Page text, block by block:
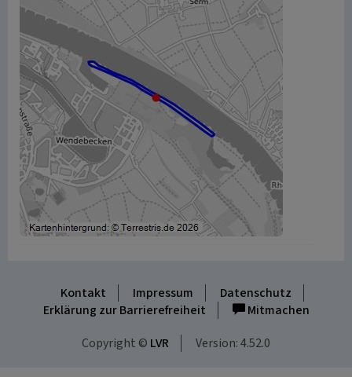
Kontakt Impressum
Datenschutz
Erklärung zur Barrierefreiheit
Mitmachen
Copyright © LVR Version: 4.52.0